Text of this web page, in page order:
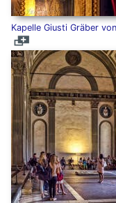
Kapelle Giusti Gräber